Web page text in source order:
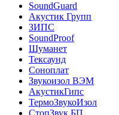
SoundGuard
Акустик Групп
ЗИПС
SoundProof
Шуманет
Тексаунд
Соноплат
Звукоизол ВЭМ
АкустикГипс
ТермоЗвукоИзол
СтопЗвук БП